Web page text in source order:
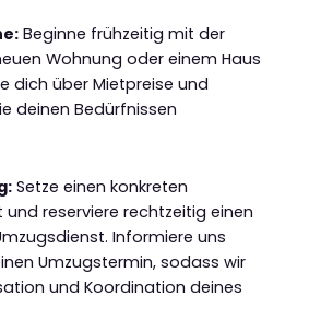
Beginne frühzeitig mit der
Wohnung oder einem Haus
dich über Mietpreise und
deinen Bedürfnissen
Setze einen konkreten
reserviere rechtzeitig einen
Informiere uns
Umzugstermin, sodass wir
und Koordination deines